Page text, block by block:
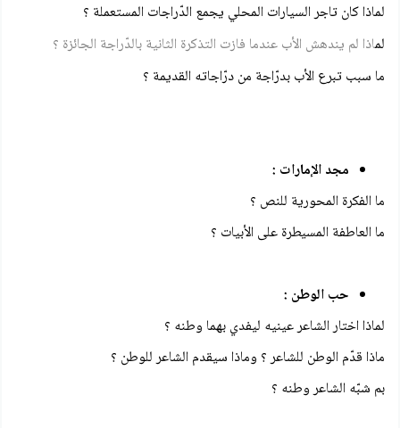
لماذا كان تاجر السيارات المحلي يجمع الدّراجات المستعملة ؟
لماذا لم يندهش الأب عندما فازت التذكرة الثانية بالدّراجة الجائزة ؟
ما سبب تبرع الأب بدرّاجة من درّاجاته القديمة ؟
مجد الإمارات :
ما الفكرة المحورية للنص ؟
ما العاطفة المسيطرة على الأبيات ؟
حب الوطن :
لماذا اختار الشاعر عينيه ليفدي بهما وطنه ؟
ماذا قدّم الوطن للشاعر ؟ وماذا سيقدم الشاعر للوطن ؟
بم شبّه الشاعر وطنه ؟